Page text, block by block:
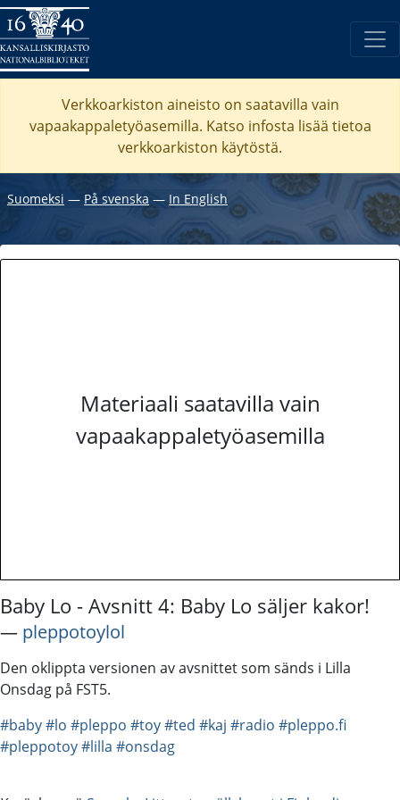
Verkkoarkiston aineisto on saatavilla vain
vapaakappaletyöasemilla. Katso infosta lisää tietoa
verkkoarkiston käytöstä.
Suomeksi ― På svenska ― In English
Materiaali saatavilla vain
vapaakappaletyöasemilla
Baby Lo - Avsnitt 4: Baby Lo säljer kakor!
― pleppotoylol
Den oklippta versionen av avsnittet som sänds i Lilla
Onsdag på FST5.
#baby#lo #pleppo #toy#ted #kaj #radio #pleppo.fi
#pleppotoy#lilla #onsdag